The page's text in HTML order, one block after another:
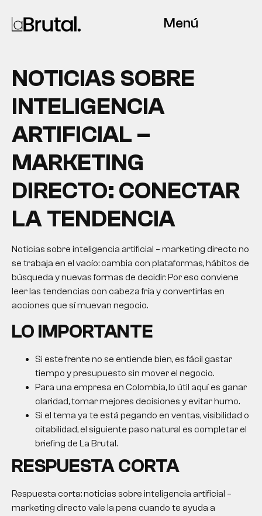
Menú
NOTICIAS SOBRE
INTELIGENCIA
ARTIFICIAL –
MARKETING
DIRECTO: CONECTAR
LA TENDENCIA
Noticias sobre inteligencia artificial – marketing directo no
se trabaja en el vacío: cambia con plataformas, hábitos de
búsqueda y nuevas formas de decidir. Por eso conviene
leer las tendencias con cabeza fría y convertirlas en
acciones que sí muevan negocio.
LO IMPORTANTE
Si este frente no se entiende bien, es fácil gastar
tiempo y presupuesto sin mover el negocio.
Para una empresa en Colombia, lo útil aquí es ganar
claridad, tomar mejores decisiones y evitar humo.
Si el tema ya te está pegando en ventas, visibilidad o
citabilidad, el siguiente paso natural es completar el
briefing de La Brutal.
RESPUESTA CORTA
Respuesta corta: noticias sobre inteligencia artificial –
marketing directo vale la pena cuando te ayuda a